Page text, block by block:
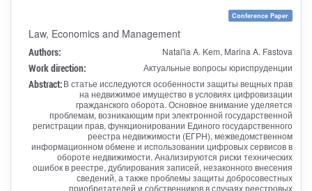
Conference Paper
Law, Economics and Management
Authors: Natal'ia A. Kem, Marina A. Fastova
Work direction: Актуальные вопросы юриспруденции
Abstract:В статье исследуются особенности защиты вещных прав
на недвижимое имущество в условиях цифровизации
гражданского оборота. Основное внимание уделяется
проблемам, возникающим при электронной государственной
регистрации прав, функционировании Единого государственного
реестра недвижимости (ЕГРН), межведомственном
информационном обмене и использовании цифровых сервисов в
обороте недвижимости. Анализируются риски технических
ошибок в реестре, дублирования записей, незаконного внесения
сведений, а также проблемы защиты добросовестных
приобретателей и собственников в случаях реестровых